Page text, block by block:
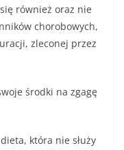
również oraz nie
chorobowych,
zleconej przez
środki na zgagę
która nie służy